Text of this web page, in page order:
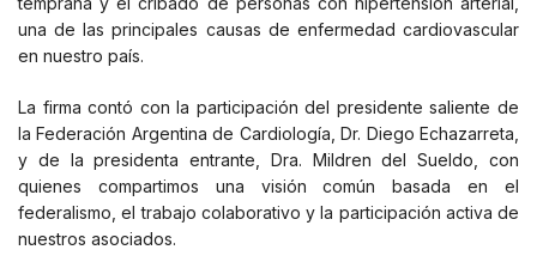
una de las principales causas de enfermedad cardiovascular
en nuestro país.
La firma contó con la participación del presidente saliente de
la Federación Argentina de Cardiología, Dr. Diego Echazarreta,
y de la presidenta entrante, Dra. Mildren del Sueldo, con
quienes compartimos una visión común basada en el
federalismo, el trabajo colaborativo y la participación activa de
nuestros asociados.